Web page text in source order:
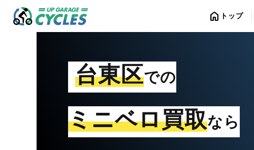
home トップ
台東区での
ミニベロ買取なら